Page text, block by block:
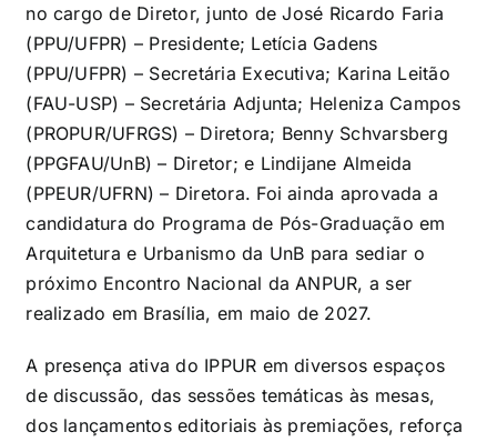
no cargo de Diretor, junto de José Ricardo Faria
(PPU/UFPR) – Presidente; Letícia Gadens
(PPU/UFPR) – Secretária Executiva; Karina Leitão
(FAU-USP) – Secretária Adjunta; Heleniza Campos
(PROPUR/UFRGS) – Diretora; Benny Schvarsberg
(PPGFAU/UnB) – Diretor; e Lindijane Almeida
(PPEUR/UFRN) – Diretora. Foi ainda aprovada a
candidatura do Programa de Pós-Graduação em
Arquitetura e Urbanismo da UnB para sediar o
próximo Encontro Nacional da ANPUR, a ser
realizado em Brasília, em maio de 2027.
A presença ativa do IPPUR em diversos espaços
de discussão, das sessões temáticas às mesas,
dos lançamentos editoriais às premiações, reforça